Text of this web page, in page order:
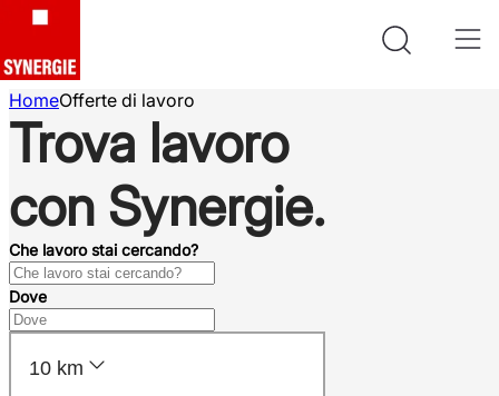
HomeOfferte di lavoro
Trova lavoro
con Synergie.
Che lavoro stai cercando?
Dove
10 km